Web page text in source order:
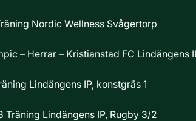
Nordic Wellness Svågertorp
– Herrar – Kristianstad FC Lindängens
Lindängens IP, konstgräs 1
Träning Lindängens IP, Rugby 3/2